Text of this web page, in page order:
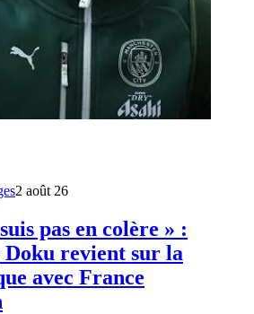
2 août 26
pas en colère » :
Doku revient sur la
avec France